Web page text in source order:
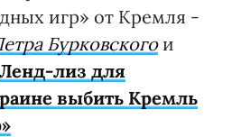
игр» от Кремля -
Бурковскогои
лиз для
выбить Кремль